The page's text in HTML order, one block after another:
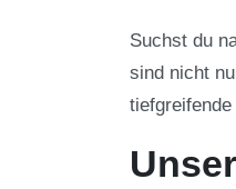
Suchst du
sind nicht